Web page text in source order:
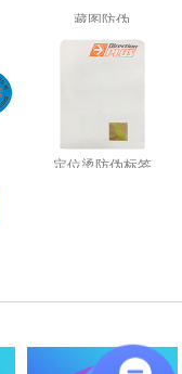
藏图防伪
定位烫防伪标签